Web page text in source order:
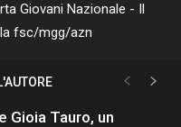
Giovani Nazionale - Il
fsc/mgg/azn
Gioia Tauro, un